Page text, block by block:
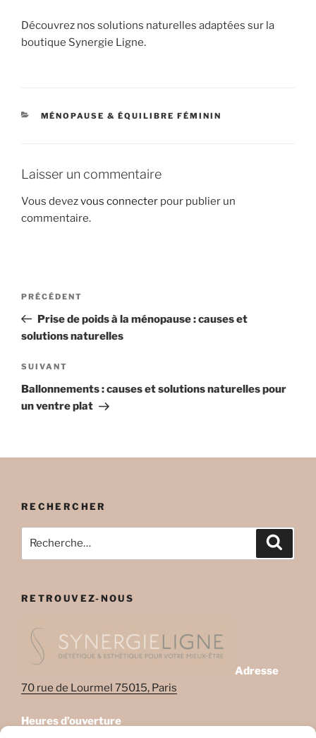
Découvrez nos solutions naturelles adaptées sur la
boutique Synergie Ligne.
CATÉGORIES
MÉNOPAUSE & ÉQUILIBRE FÉMININ
Laisser un commentaire
Vous devezvous connecter pour publier un
commentaire.
Navigation
l’article
Article
précédent
PRÉCÉDENT
Prise de poids à la ménopause : causes et
solutions naturelles
Article
suivant
SUIVANT
Ballonnements : causes et solutions naturelles pour
un ventre plat
RECHERCHER
pour
RETROUVEZ-NOUS
Adresse
70 rue de Lourmel 75015, Paris
Heures d’ouverture